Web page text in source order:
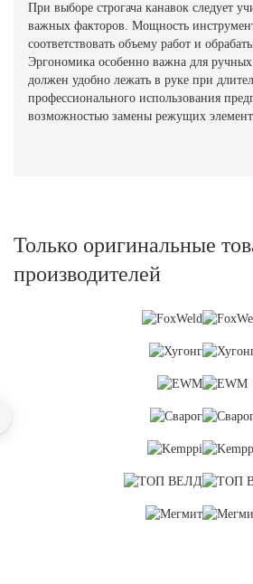
При выборе строгача канавок следует
важных факторов. Мощность
соответствовать объему работ и
Эргономика особенно важна для
должен удобно лежать в руке при
профессионального использования
возможностью замены режущих
Только оригинальные
производителей